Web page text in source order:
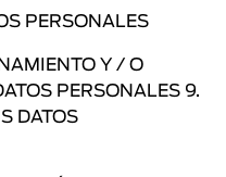
PERSONALES
Y / O
PERSONALES 9.
DATOS